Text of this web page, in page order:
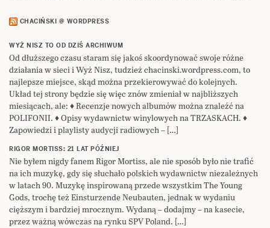
CHACIŃSKI @ WORDPRESS
WYŻ NISZ TO OD DZIŚ ARCHIWUM
Od dłuższego czasu staram się jakoś skoordynować swoje różne
działania w sieci i Wyż Nisz, tudzież chacinski.wordpress.com, to
najlepsze miejsce, skąd można przekierowywać do kolejnych.
Układ tej strony będzie się więc znów zmieniał w najbliższych
miesiącach, ale: ♦ Recenzje nowych albumów można znaleźć na
POLIFONII. ♦ Opisy wydawnictw winylowych na TRZASKACH. ♦
Zapowiedzi i playlisty audycji radiowych – […]
RIGOR MORTISS: 21 LAT PÓŹNIEJ
Nie byłem nigdy fanem Rigor Mortiss, ale nie sposób było nie trafić
na ich muzykę, gdy się słuchało polskich wydawnictw niezależnych
w latach 90. Muzykę inspirowaną przede wszystkim The Young
Gods, trochę też Einsturzende Neubauten, jednak w wydaniu
cięższym i bardziej mrocznym. Wydaną – dodajmy – na kasecie,
przez ważną wówczas na rynku SPV Poland. […]